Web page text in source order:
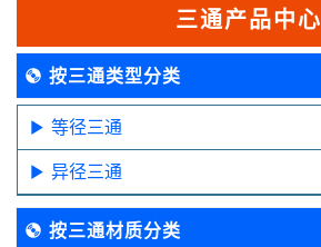
三通产品中心
按三通类型分类
等径三通
异径三通
按三通材质分类